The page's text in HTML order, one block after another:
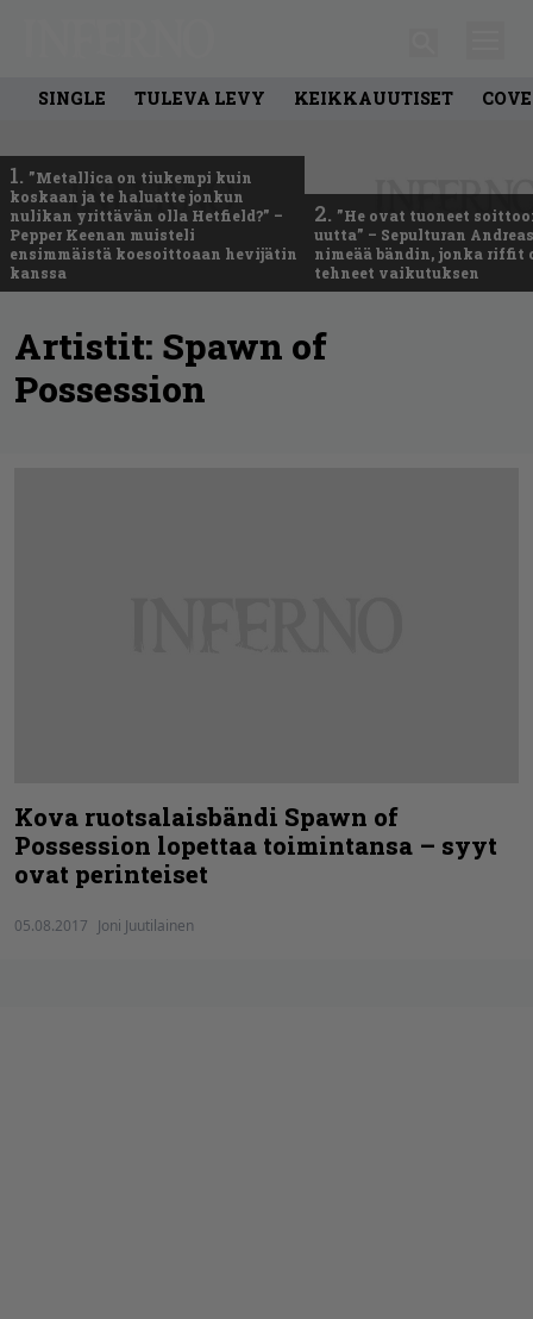
SINGLE TULEVA LEVY KEIKKAUUTISET
1. ”Metallica on tiukempi kuin
koskaan ja te haluatte jonkun
nulikan yrittävän olla Hetfield?” –
Pepper Keenan muisteli
ensimmäistä koesoittoaan hevijätin
kanssa
2. ”He ovat tuoneet
uutta” – Sepulturan
nimeää bändin, jonka riffit
tehneet vaikutuksen
Artistit: Spawn of
Possession
Kova ruotsalaisbändi Spawn of
Possession lopettaa toimintansa – syyt
ovat perinteiset
05.08.2017 Joni Juutilainen